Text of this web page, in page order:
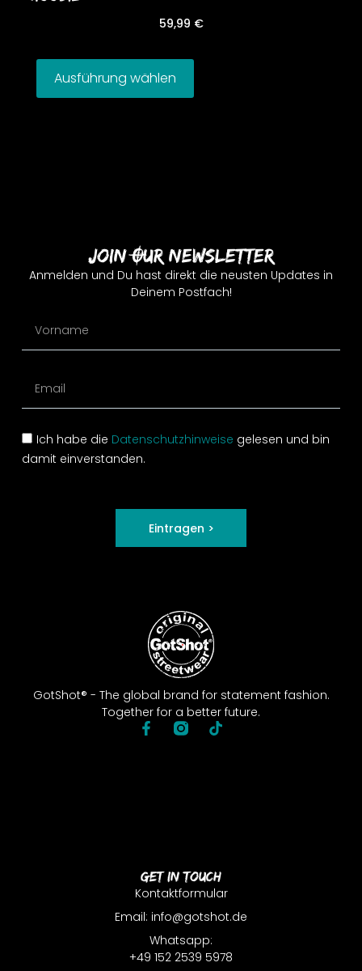
59,99 €
Ausführung wählen
GotShot® - The global brand for statement fashion.
Together for a better future.
Get In Touch
Kontaktformular
Email: info@gotshot.de
Whatsapp:
+49 152 2539 5978
Join Our Newsletter
Anmelden und Du hast direkt die neusten Updates in
Deinem Postfach!
Ich habe die Datenschutzhinweise gelesen und bin
damit einverstanden.
Eintragen >